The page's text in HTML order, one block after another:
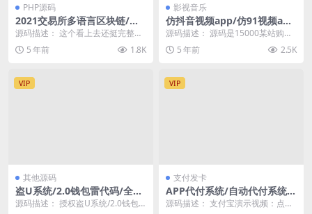
PHP源码
2021交易所多语言区块链/完
整数据/币币交易/秒合约交易/
源码描述： 这个看上去还挺完整我
也没测试了，计划任务什么的都带
了，安装教程也有应...
5 年前 1.8K
影视音乐
仿抖音视频app/仿91视频ap
p/短视频功能/原生双端开发
源码描述： 源码是15000某站购买
来的仿抖音视频app/仿91视频app/
短视...5 年前 2.5K
VIP
其他源码
盗U系统/2.0钱包雷代码/全开
源/全自动提币/USDT空投提
源码描述： 授权盗U系统/2.0钱包
VIP
支付发卡
APP代付系统/自动代付系统/
支付宝银行卡代付/APP自动转
源码描述： 支付宝演示视频：点击